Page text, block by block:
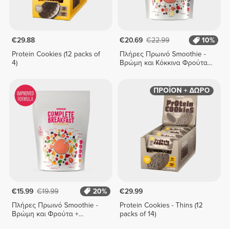
€29.88
Protein Cookies (12 packs of
4)
€20.69 €22.99
10%
Πλήρες Πρωινό Smoothie -
Βρώμη και Κόκκινα Φρούτα
€15.99 €19.99
20%
Πλήρες Πρωινό Smoothie -
Βρώμη και Φρούτα +
ΠΡΟΪΟΝ + ΔΩΡΟ
€29.99
Protein Cookies - Thins (12
packs of 14)